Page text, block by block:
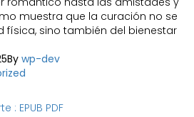
muestra que la curación no se
física, sino también del bienestar
By wp-dev
: EPUB PDF